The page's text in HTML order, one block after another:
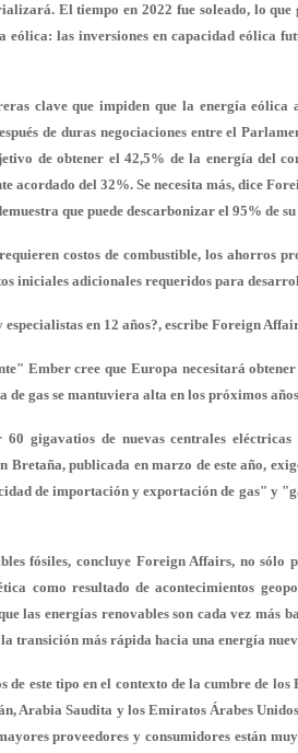
El tiempo en 2022 fue soleado, lo
eólica: las inversiones en capacidad eólica
clave que impiden que la energía eólica
de duras negociaciones entre el
de obtener el 42,5% de la energía del
del 32%. Se necesita más, dice
que puede descarbonizar el 95% de
costos de combustible, los ahorros
iniciales adicionales requeridos para
en 12 años?, escribe Foreign
Ember cree que Europa necesitará
de gas se mantuviera alta en los próximos
gigavatios de nuevas centrales
Bretaña, publicada en marzo de este año,
de importación y exportación de gas" y
fósiles, concluye Foreign Affairs, no sólo
como resultado de acontecimientos
las energías renovables son cada vez más
transición más rápida hacia una energía
este tipo en el contexto de la cumbre de los
Arabia Saudita y los Emiratos Árabes
proveedores y consumidores están